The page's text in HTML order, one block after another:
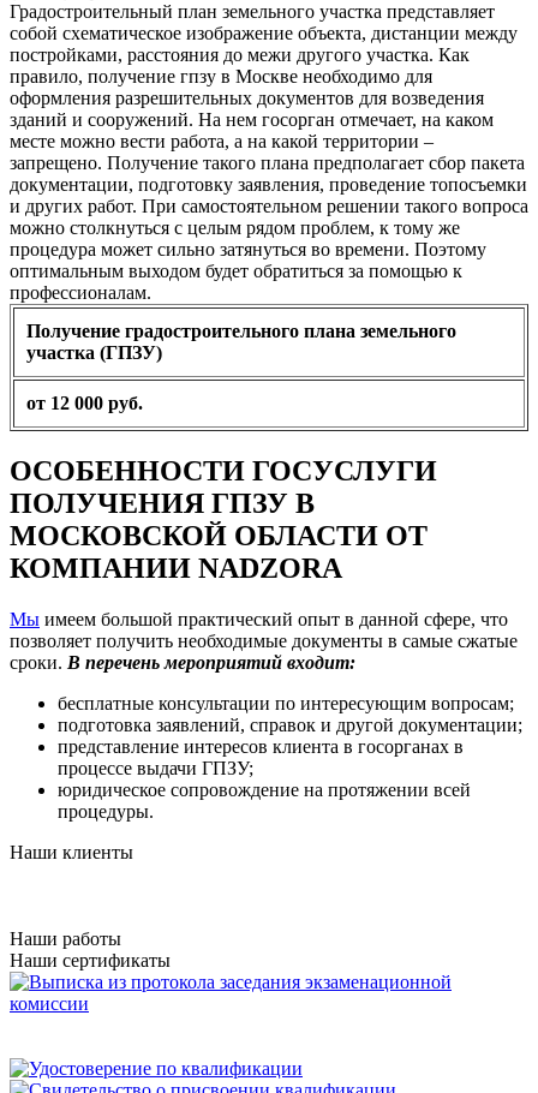
Градостроительный план земельного участка представляет
собой схематическое изображение объекта, дистанции между
постройками, расстояния до межи другого участка. Как
правило, получение гпзу в Москве необходимо для
оформления разрешительных документов для возведения
зданий и сооружений. На нем госорган отмечает, на каком
месте можно вести работа, а на какой территории –
запрещено. Получение такого плана предполагает сбор пакета
документации, подготовку заявления, проведение топосъемки
и других работ. При самостоятельном решении такого вопроса
можно столкнуться с целым рядом проблем, к тому же
процедура может сильно затянуться во времени. Поэтому
оптимальным выходом будет обратиться за помощью к
профессионалам.
Получение градостроительного плана земельного
участка (ГПЗУ)
от 12 000 руб.
ОСОБЕННОСТИ ГОСУСЛУГИ
ПОЛУЧЕНИЯ ГПЗУ В
МОСКОВСКОЙ ОБЛАСТИ ОТ
КОМПАНИИ NADZORA
Мы имеем большой практический опыт в данной сфере, что
позволяет получить необходимые документы в самые сжатые
сроки. В перечень мероприятий входит:
бесплатные консультации по интересующим вопросам;
подготовка заявлений, справок и другой документации;
представление интересов клиента в госорганах в
процессе выдачи ГПЗУ;
юридическое сопровождение на протяжении всей
процедуры.
Наши клиенты
Наши работы
Наши сертификаты